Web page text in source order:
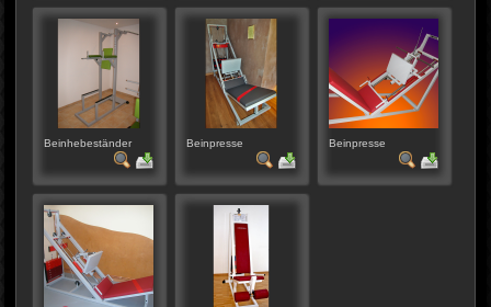
Beinhebeständer Beinpresse Beinpresse